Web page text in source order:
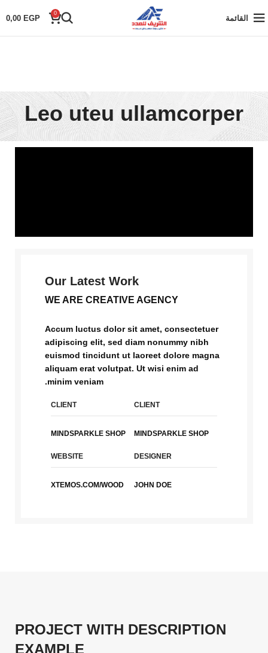
القائمة
0
0,00 EGP
Leo uteu ullamcorper
Our Latest Work
WE ARE CREATIVE AGENCY
Accum luctus dolor sit amet, consectetuer
adipiscing elit, sed diam nonummy nibh
euismod tincidunt ut laoreet dolore magna
aliquam erat volutpat. Ut wisi enim ad
minim veniam.
CLIENT
MINDSPARKLE SHOP
CLIENT
MINDSPARKLE SHOP
DESIGNER
JOHN DOE
WEBSITE
XTEMOS.COM/WOOD
PROJECT WITH DESCRIPTION
EXAMPLE